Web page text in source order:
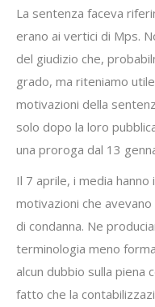
La sentenza faceva
erano ai vertici di Mps.
del giudizio che,
grado, ma riteniamo
motivazioni della
solo dopo la loro
una proroga dal 13
Il 7 aprile, i media
motivazioni che
di condanna. Ne
terminologia meno
alcun dubbio sulla piena
fatto che la